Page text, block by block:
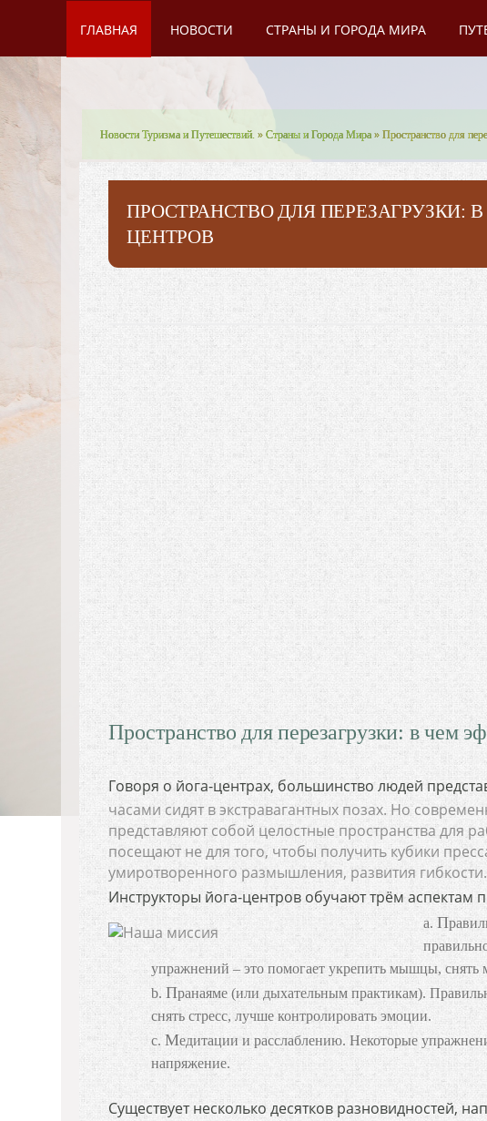
ГЛАВНАЯ НОВОСТИ СТРАНЫ И ГОРОДА МИРА
Новости Туризма и Путешествий. »Страны и Города Мира » Пространство для
ПРОСТРАНСТВО ДЛЯ ПЕРЕЗАГРУЗКИ:
ЦЕНТРОВ
Пространство для перезагрузки: в чем
Говоря о йога-центрах, большинство людей
часами сидят в экстравагантных позах. Но
представляют собой целостные пространства
посещают не для того, чтобы получить кубики
умиротворенного размышления, развития гибкости.
Инструкторы йога-центров обучают трём аспектам
Правильному выполнению асан (поз). Практикующие учатся
упражнений – это помогает укрепить мышцы,
Пранаяме (или дыхательным практикам). Правильное дыхание позволяет успокоить нервную систему,
снять стресс, лучше контролировать эмоции.
Медитации и расслаблению. Некоторые упражнения очищают мысли, снимают общее физическое
напряжение.
Существует несколько десятков разновидностей,